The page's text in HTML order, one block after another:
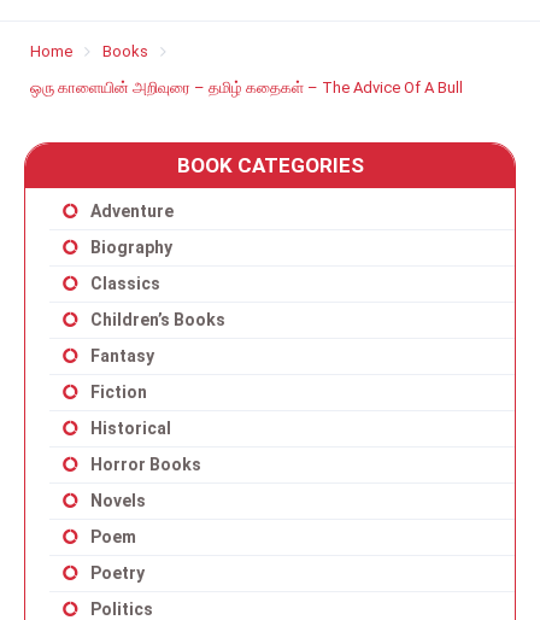
Home
Books
ஒரு காளையின் அறிவுரை – தமிழ் கதைகள் – The Advice Of A Bull
BOOK CATEGORIES
Adventure
Biography
Classics
Children’s Books
Fantasy
Fiction
Historical
Horror Books
Novels
Poem
Poetry
Politics